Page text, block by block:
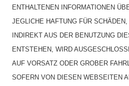
ENTHALTENEN INFORMATIONEN
JEGLICHE HAFTUNG FÜR
INDIREKT AUS DER BENUTZUNG
ENTSTEHEN, WIRD
AUF VORSATZ ODER GROBER
SOFERN VON DIESEN WEBSEITEN